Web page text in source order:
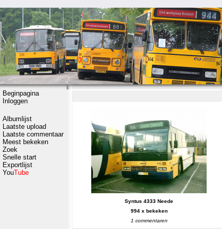
Beginpagina
Inloggen
Albumlijst
Laatste upload
Laatste commentaar
Meest bekeken
Zoek
Snelle start
Exportlijst
YouTube
Syntus 4333 Neede
994 x bekeken
1 commentaren